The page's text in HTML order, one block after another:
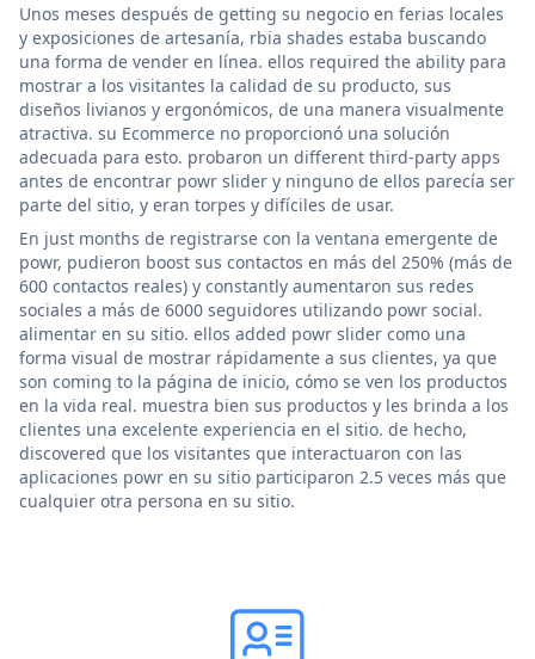
Unos meses después de getting su negocio en ferias locales
y exposiciones de artesanía, rbia shades estaba buscando
una forma de vender en línea. ellos required the ability para
mostrar a los visitantes la calidad de su producto, sus
diseños livianos y ergonómicos, de una manera visualmente
atractiva. su Ecommerce no proporcionó una solución
adecuada para esto. probaron un different third-party apps
antes de encontrar powr slider y ninguno de ellos parecía ser
parte del sitio, y eran torpes y difíciles de usar.
En just months de registrarse con la ventana emergente de
powr, pudieron boost sus contactos en más del 250% (más de
600 contactos reales) y constantly aumentaron sus redes
sociales a más de 6000 seguidores utilizando powr social.
alimentar en su sitio. ellos added powr slider como una
forma visual de mostrar rápidamente a sus clientes, ya que
son coming to la página de inicio, cómo se ven los productos
en la vida real. muestra bien sus productos y les brinda a los
clientes una excelente experiencia en el sitio. de hecho,
discovered que los visitantes que interactuaron con las
aplicaciones powr en su sitio participaron 2.5 veces más que
cualquier otra persona en su sitio.